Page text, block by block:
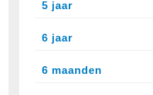
5 jaar
6 jaar
6 maanden